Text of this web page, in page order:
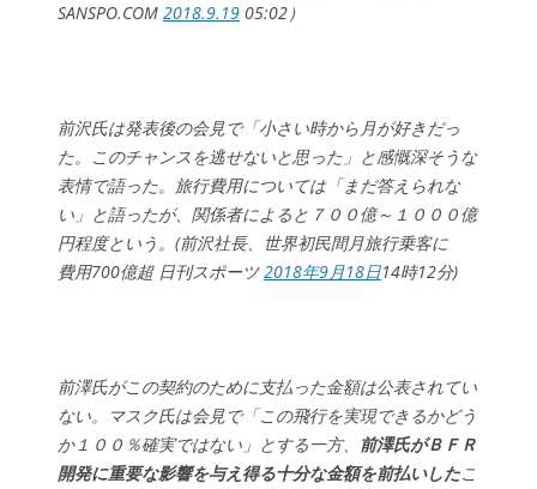
SANSPO.COM 2018.9.19 05:02）
前沢氏は発表後の会見で「小さい時から月が好きだっ
た。このチャンスを逃せないと思った」と感慨深そうな
表情で語った。旅行費用については「まだ答えられな
い」と語ったが、関係者によると７００億～１０００億
円程度という。(前沢社長、世界初民間月旅行乗客に
費用700億超 日刊スポーツ2018年9月18日14時12分)
前澤氏がこの契約のために支払った金額は公表されてい
ない。マスク氏は会見で「この飛行を実現できるかどう
か１００％確実ではない」とする一方、
前澤氏がＢＦＲ
開発に重要な影響を与え得る十分な金額を前払いしたこ